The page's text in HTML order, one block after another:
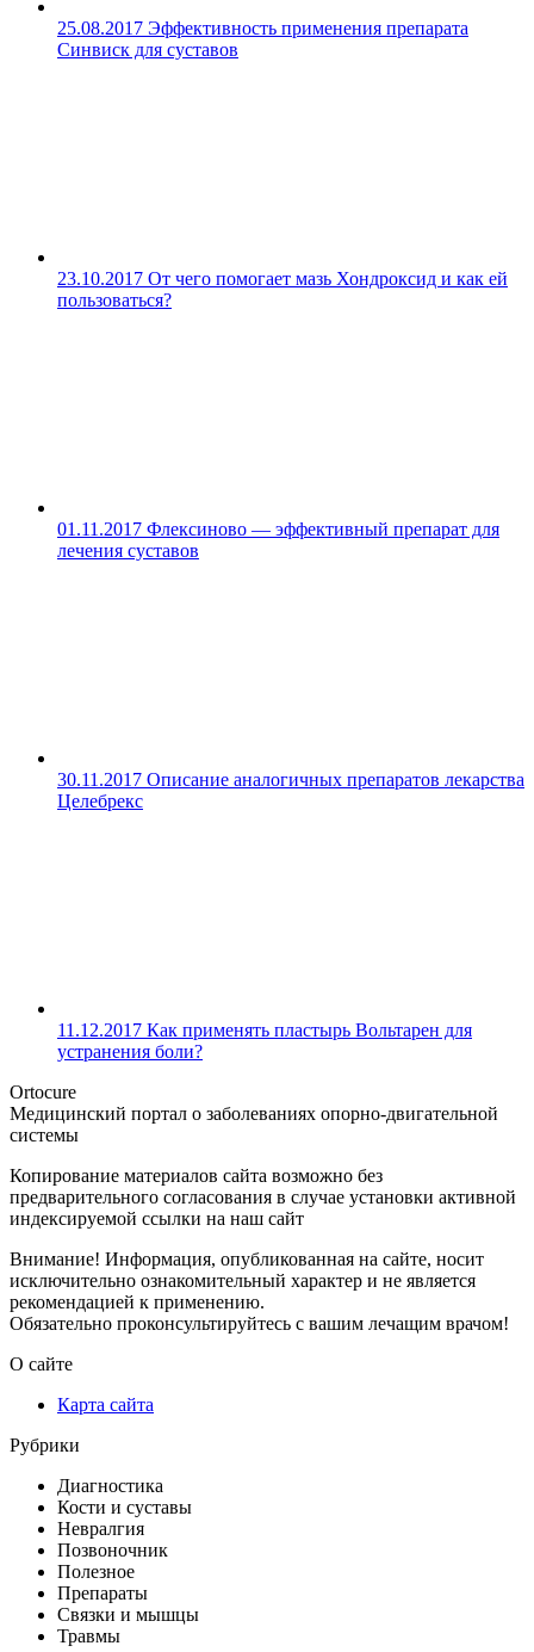
25.08.2017 Эффективность применения препарата
Синвиск для суставов
23.10.2017 От чего помогает мазь Хондроксид и как ей
пользоваться?
01.11.2017 Флексиново — эффективный препарат для
лечения суставов
30.11.2017 Описание аналогичных препаратов лекарства
Целебрекс
11.12.2017 Как применять пластырь Вольтарен для
устранения боли?
Ortocure
Медицинский портал о заболеваниях опорно-двигательной
системы
Копирование материалов сайта возможно без
предварительного согласования в случае установки активной
индексируемой ссылки на наш сайт
Внимание! Информация, опубликованная на сайте, носит
исключительно ознакомительный характер и не является
рекомендацией к применению.
Обязательно проконсультируйтесь с вашим лечащим врачом!
О сайте
Карта сайта
Рубрики
Диагностика
Кости и суставы
Невралгия
Позвоночник
Полезное
Препараты
Связки и мышцы
Травмы